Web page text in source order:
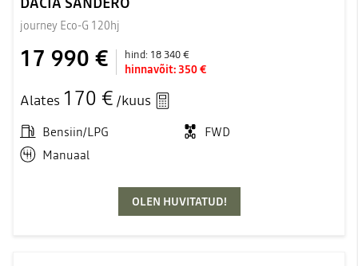
journey Eco-G 120hj
17 990 € hind: 18 340 €
hinnavõit:350 €
Alates 170 € /kuus
Bensiin/LPG
FWD
Manuaal
OLEN HUVITATUD!